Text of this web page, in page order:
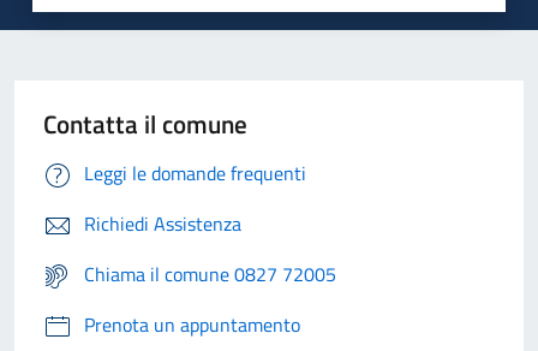
Contatta il comune
Leggi le domande frequenti
Richiedi Assistenza
Chiama il comune 0827 72005
Prenota un appuntamento